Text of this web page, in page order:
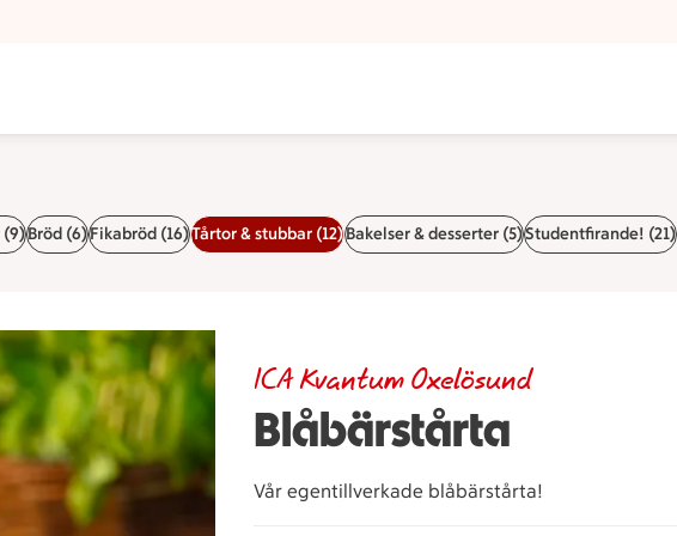
(9)Bröd (6)Fikabröd (16)Tårtor & stubbar (12)Bakelser & desserter (5)Studentfirande! (21)
Blåbärstårta
ICA Kvantum Oxelösund
Vår egentillverkade blåbärstårta!